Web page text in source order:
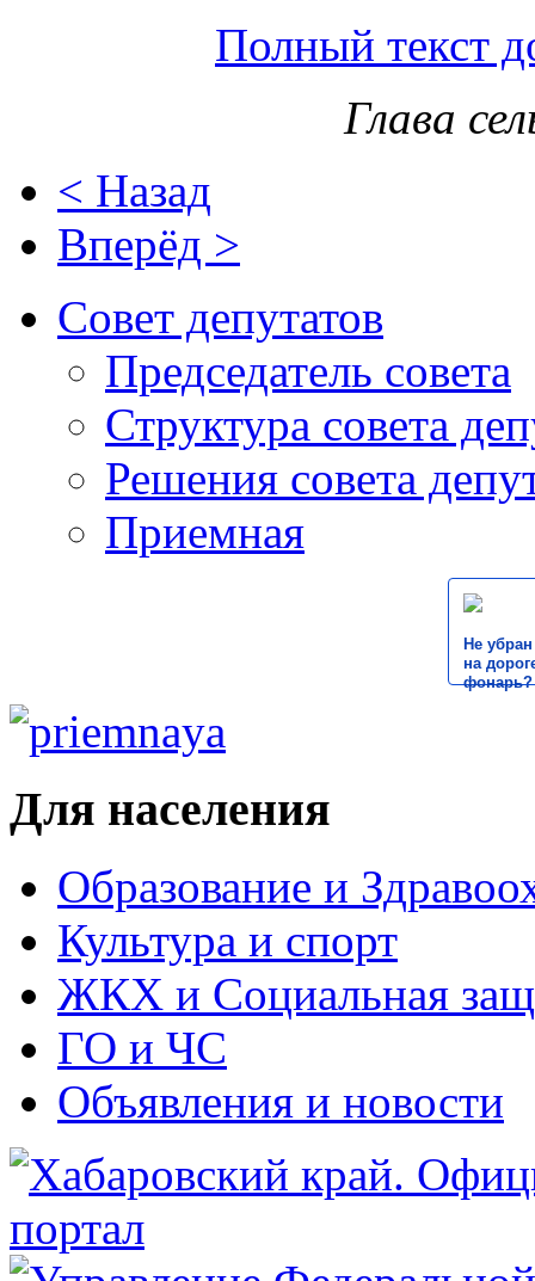
Полный текст
Глава
< Назад
Вперёд >
Совет депутатов
Председатель совета
Структура совета
Решения совета
Приемная
Не
на
фонарь?
Для населения
Образование и
Культура и спорт
ЖКХ и Социальная
ГО и ЧС
Объявления и новости